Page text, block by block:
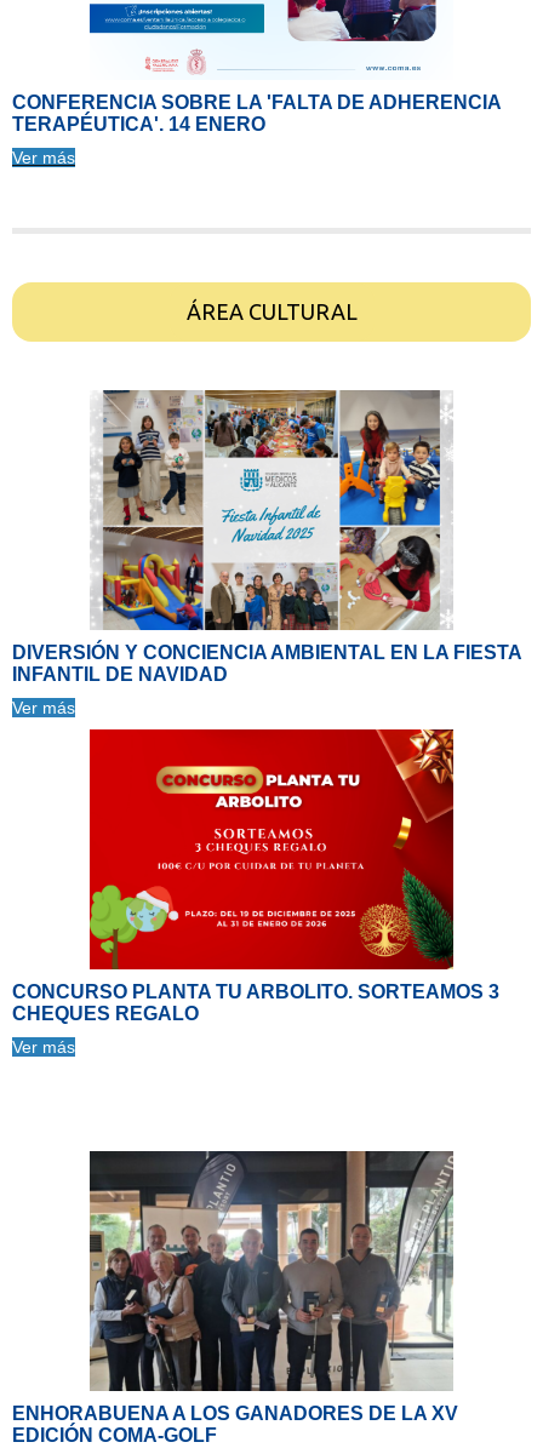
CONFERENCIA SOBRE LA 'FALTA DE ADHERENCIA
TERAPÉUTICA'. 14 ENERO
Ver más
ÁREA CULTURAL
DIVERSIÓN Y CONCIENCIA AMBIENTAL EN LA FIESTA
INFANTIL DE NAVIDAD
Ver más
CONCURSO PLANTA TU ARBOLITO. SORTEAMOS 3
CHEQUES REGALO
Ver más
ENHORABUENA A LOS GANADORES DE LA XV
EDICIÓN COMA-GOLF